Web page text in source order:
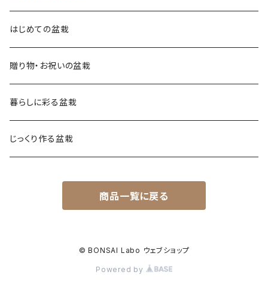
はじめての盆栽
贈り物・お祝いの盆栽
暮らしに彩る盆栽
じっくり作る盆栽
商品一覧に戻る
© BONSAI Labo ウェブショップ
Powered by